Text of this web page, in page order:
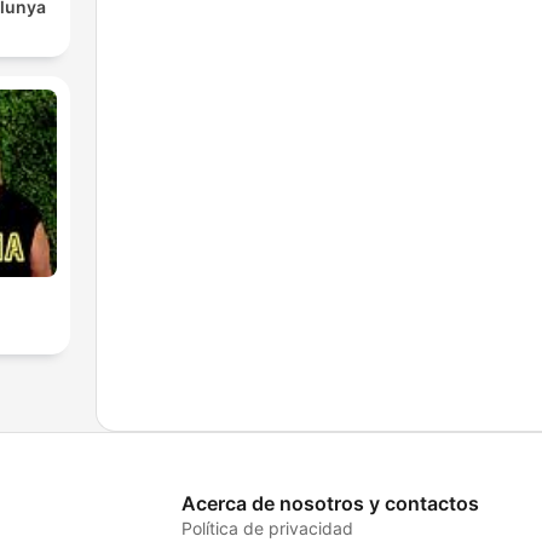
Acerca de nosotros y contactos
Política de privacidad